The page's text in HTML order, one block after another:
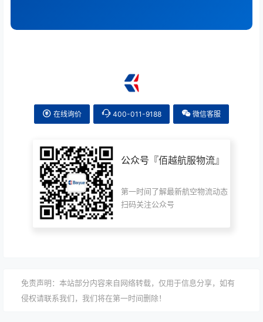
在线询价 400-011-9188 微信客服
公众号『佰越航服物流』
第一时间了解最新航空物流动态
扫码关注公众号
免责声明：本站部分内容来自网络转载，仅用于信息分享，如有
侵权请联系我们，我们将在第一时间删除！